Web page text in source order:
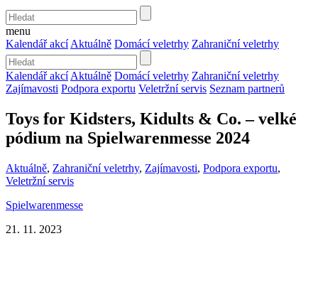
menu
Kalendář akcí Aktuálně Domácí veletrhy Zahraniční veletrhy
Kalendář akcí Aktuálně Domácí veletrhy Zahraniční veletrhy
Zajímavosti Podpora exportu Veletržní servis Seznam partnerů
Toys for Kidsters, Kidults & Co. – velké
pódium na Spielwarenmesse 2024
Aktuálně, Zahraniční veletrhy, Zajímavosti, Podpora exportu,
Veletržní servis
Spielwarenmesse
21. 11. 2023